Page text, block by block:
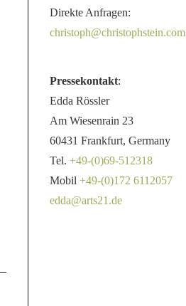
Direkte Anfragen:
christoph@christophstein.com
Pressekontakt:
Edda Rössler
Am Wiesenrain 23
60431 Frankfurt, Germany
Tel. +49-(0)69-512318
Mobil +49-(0)172 6112057
edda@arts21.de